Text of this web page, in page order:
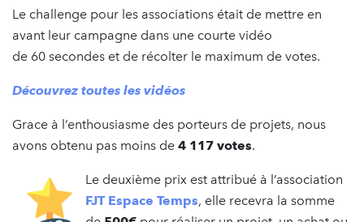
Le challenge pour les associations était de mettre en
avant leur campagne dans une courte vidéo
de 60 secondes et de récolter le maximum de votes.
Découvrez toutes les vidéos
Grace à l’enthousiasme des porteurs de projets, nous
avons obtenu pas moins de 4 117 votes.
Le deuxième prix est attribué à l’association
FJT Espace Temps, elle recevra la somme